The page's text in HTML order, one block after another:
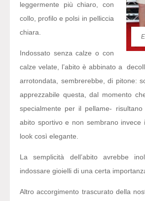
leggermente più chiaro, con
collo, profilo e polsi in pelliccia
chiara.
Indossato senza calze o con
calze velate, l’abito è abbinato a
arrotondata, sembrerebbe, di pitone:
apprezzabile questa, dal momento
specialmente per il pellame-
abito sportivo e non sembrano invece
look così elegante.
La semplicità dell’abito avrebbe
indossare gioielli di una certa
Altro accorgimento trascurato della